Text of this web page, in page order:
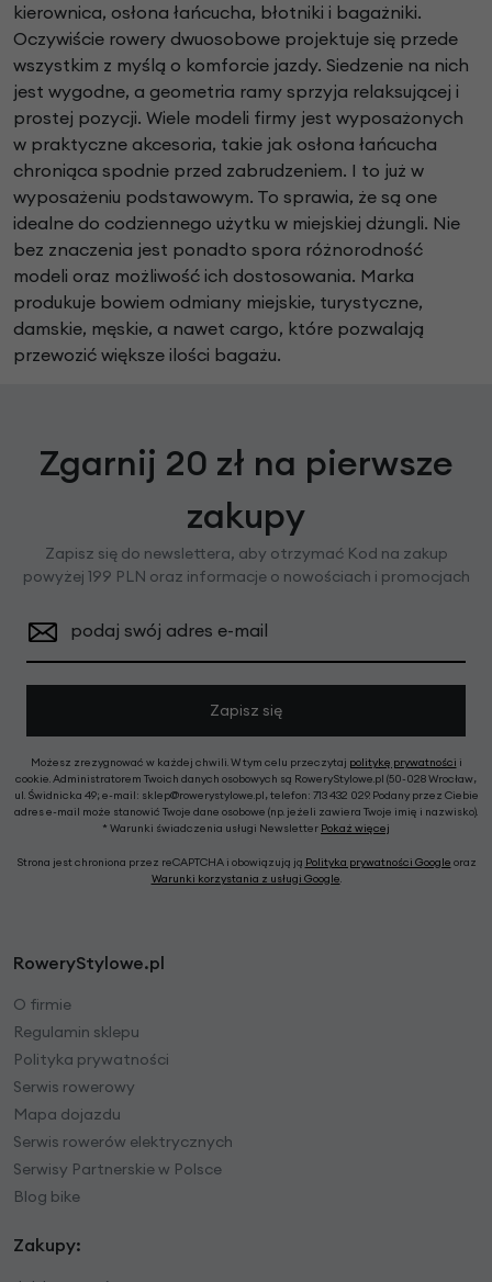
kierownica, osłona łańcucha, błotniki i bagażniki.
Oczywiście rowery dwuosobowe projektuje się przede
wszystkim z myślą o komforcie jazdy. Siedzenie na nich
jest wygodne, a geometria ramy sprzyja relaksującej i
prostej pozycji. Wiele modeli firmy jest wyposażonych
w praktyczne akcesoria, takie jak osłona łańcucha
chroniąca spodnie przed zabrudzeniem. I to już w
wyposażeniu podstawowym. To sprawia, że są one
idealne do codziennego użytku w miejskiej dżungli. Nie
bez znaczenia jest ponadto spora różnorodność
modeli oraz możliwość ich dostosowania. Marka
produkuje bowiem odmiany miejskie, turystyczne,
damskie, męskie, a nawet cargo, które pozwalają
przewozić większe ilości bagażu.
Zgarnij 20 zł na pierwsze
zakupy
Zapisz się do newslettera, aby otrzymać Kod na zakup
powyżej 199 PLN oraz informacje o nowościach i promocjach
podaj swój adres e-mail
Zapisz się
Możesz zrezygnować w każdej chwili. W tym celu przeczytaj politykę prywatności i
cookie. Administratorem Twoich danych osobowych są RoweryStylowe.pl (50-028 Wrocław,
ul. Świdnicka 49; e-mail: sklep@rowerystylowe.pl, telefon: 713 432 029. Podany przez Ciebie
adres e-mail może stanowić Twoje dane osobowe (np. jeżeli zawiera Twoje imię i nazwisko).
* Warunki świadczenia usługi Newsletter Pokaż więcej
Strona jest chroniona przez reCAPTCHA i obowiązują ją Polityka prywatności Google oraz
Warunki korzystania z usługi Google.
RoweryStylowe.pl
O firmie
Regulamin sklepu
Polityka prywatności
Serwis rowerowy
Mapa dojazdu
Serwis rowerów elektrycznych
Serwisy Partnerskie w Polsce
Blog bike
Zakupy: